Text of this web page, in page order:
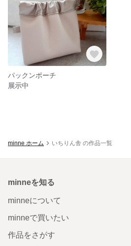
パックンポーチ
展示中
minne ホーム いちりん舎 の作品一覧
minneを知る
minneについて
minneで買いたい
作品をさがす